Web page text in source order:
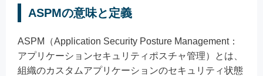
ASPMの意味と定義
ASPM（Application Security Posture Management：
アプリケーションセキュリティポスチャ管理）とは、
組織のカスタムアプリケーションのセキュリティ状態